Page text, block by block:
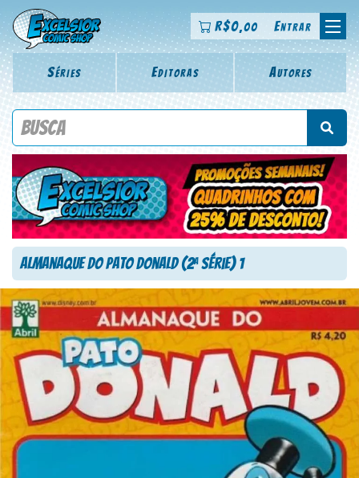
R$0,00 Entrar
Séries Editoras Autores
Procure por título da revista, personagem, série, escritor,
Almanaque do Pato Donald (2aSérie) 1